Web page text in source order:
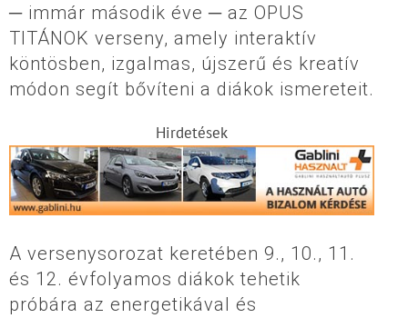
─ immár második éve ─ az OPUS
TITÁNOK verseny, amely interaktív
köntösben, izgalmas, újszerű és kreatív
módon segít bővíteni a diákok ismereteit.
Hirdetések
A versenysorozat keretében 9., 10., 11.
és 12. évfolyamos diákok tehetik
próbára az energetikával és